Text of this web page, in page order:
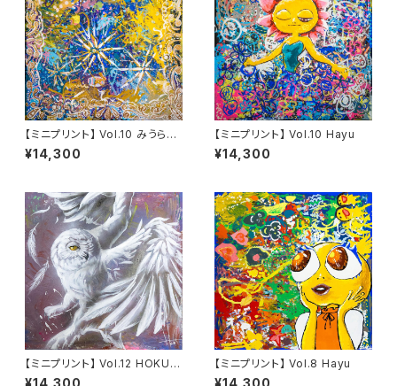
【ミニプリント】 Vol.10 みうらさ
な
¥14,300
【ミニプリント】 Vol.10 Hayu
¥14,300
【ミニプリント】 Vol.12 HOKUT
O TANEICHI
¥14,300
【ミニプリント】 Vol.8 Hayu
¥14,300